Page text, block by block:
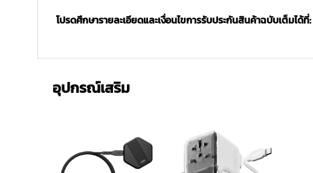
โปรดศึกษารายละเอียดและเงื่อนไขการรับประกันสินค้าฉบับเต็มได้ที่:
อุปกรณ์เสริม